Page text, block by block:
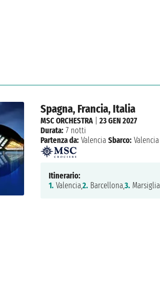
Spagna, Francia, Italia
MSC ORCHESTRA| 23 GEN 2027
Durata: 7 notti
Partenza da: Valencia Sbarco: Valencia
Itinerario:
1. Valencia, 2. Barcellona, 3. Marsiglia,